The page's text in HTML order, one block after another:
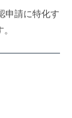
申請に特化す